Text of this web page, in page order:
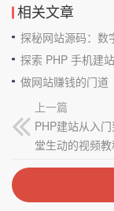
相关文章
探秘网站源码：数
探索 PHP 手机建
做网站赚钱的门道
上一篇
PHP建站从入
堂生动的视频